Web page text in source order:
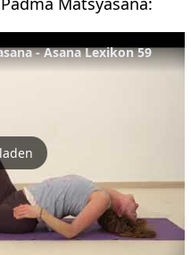
- Asana Lexikon 59